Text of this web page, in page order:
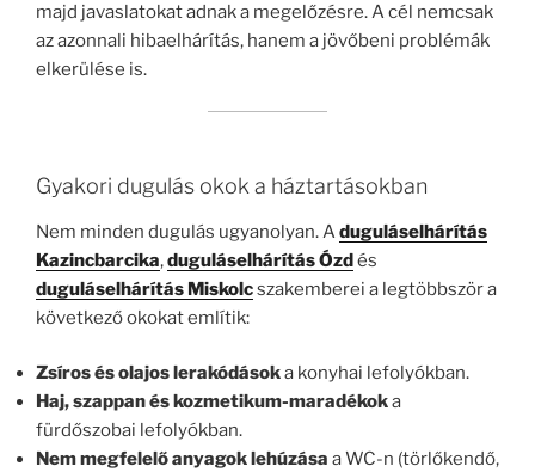
majd javaslatokat adnak a megelőzésre. A cél nemcsak
az azonnali hibaelhárítás, hanem a jövőbeni problémák
elkerülése is.
Gyakori dugulás okok a háztartásokban
Nem minden dugulás ugyanolyan. A duguláselhárítás
Kazincbarcika,duguláselhárítás Ózdés
duguláselhárítás Miskolcszakemberei a legtöbbször a
következő okokat említik:
Zsíros és olajos lerakódásoka konyhai lefolyókban.
Haj, szappan és kozmetikum-maradékoka
fürdőszobai lefolyókban.
Nem megfelelő anyagok lehúzása a WC-n (törlőkendő,